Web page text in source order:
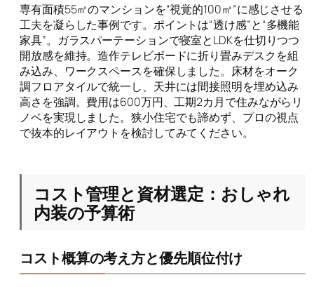
専有面積55㎡のマンションを“視覚的100㎡”に感じさせる
工夫を凝らした事例です。ポイントは“透け感”と“多機能
家具”。ガラスパーテーションで寝室とLDKを仕切りつつ
開放感を維持。造作テレビボードに折り畳みデスクを組
み込み、ワークスペースを確保しました。床材をオーク
調フロアタイルで統一し、天井には間接照明を埋め込み
高さを強調。費用は600万円、工期2カ月で住みながらリ
ノベを実現しました。狭小住宅でも諦めず、プロの視点
で抜本的レイアウトを検討してみてください。
コスト管理と資材選定：おしゃれ
内装の予算術
コスト概算の考え方と優先順位付け